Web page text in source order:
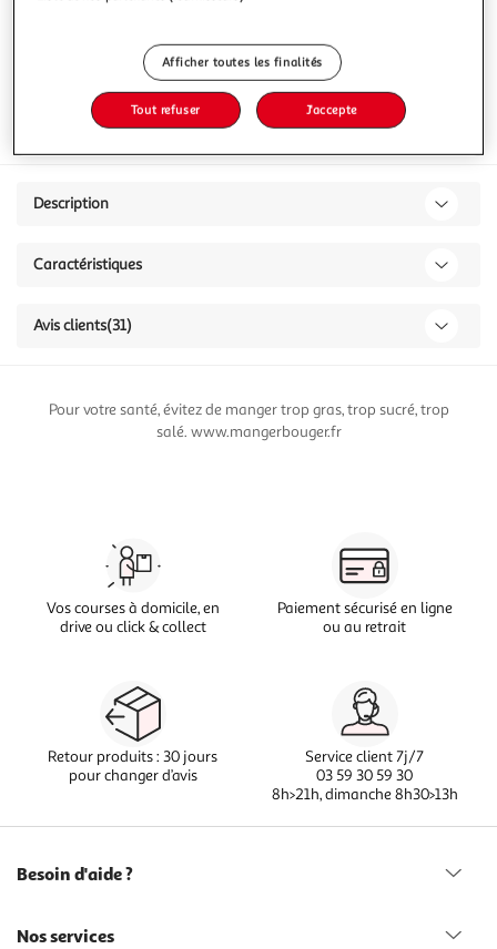
Description
Caractéristiques
Avis clients(31)
Pour votre santé, évitez de manger trop gras, trop sucré, trop
salé. www.mangerbouger.fr
Vos courses à domicile, en
drive ou click & collect
Paiement sécurisé en ligne
ou au retrait
Retour produits : 30 jours
pour changer d’avis
Service client 7j/7
03 59 30 59 30
8h>21h, dimanche 8h30>13h
Besoin d'aide ?
Nos services
Afficher toutes les finalités
Tout refuser J'accepte